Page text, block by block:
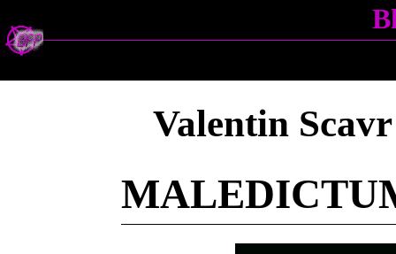
Valentin Scavr